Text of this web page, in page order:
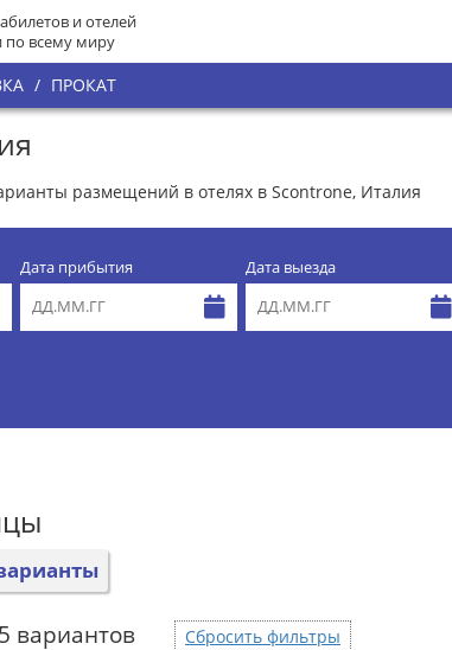
и отелей
по всему миру
/ ПРОКАТ
размещений в отелях в Scontrone, Италия
Дата прибытия Дата выезда
вариантов
Сбросить фильтры